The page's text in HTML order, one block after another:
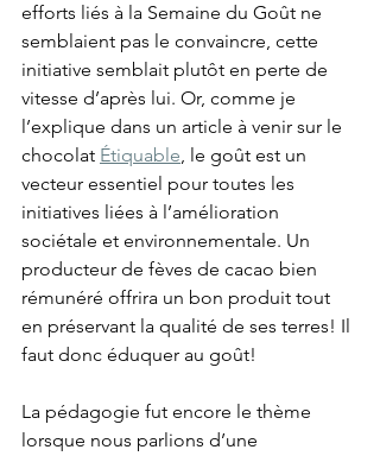
efforts liés à la Semaine du Goût ne
semblaient pas le convaincre, cette
initiative semblait plutôt en perte de
vitesse d’après lui. Or, comme je
l’explique dans un article à venir sur le
chocolat Étiquable, le goût est un
vecteur essentiel pour toutes les
initiatives liées à l’amélioration
sociétale et environnementale. Un
producteur de fèves de cacao bien
rémunéré offrira un bon produit tout
en préservant la qualité de ses terres! Il
faut donc éduquer au goût!
La pédagogie fut encore le thème
lorsque nous parlions d’une